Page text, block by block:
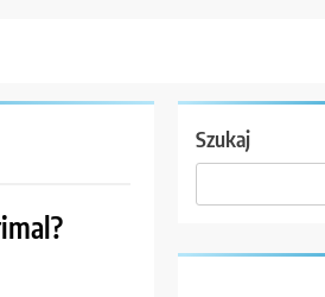
Szukaj